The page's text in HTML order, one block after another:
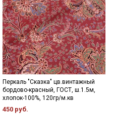
Перкаль "Сказка" цв.винтажный
бордово-красный, ГОСТ, ш.1.5м,
хлопок-100%, 120гр/м.кв
450 руб.